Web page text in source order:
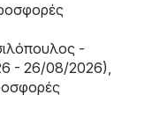
-
- 26/08/2026),